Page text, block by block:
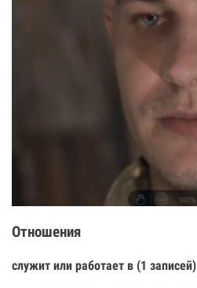
Отношения
служит или работает в (1 записей)